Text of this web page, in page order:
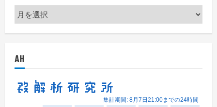
ア
ー
ブ
AH